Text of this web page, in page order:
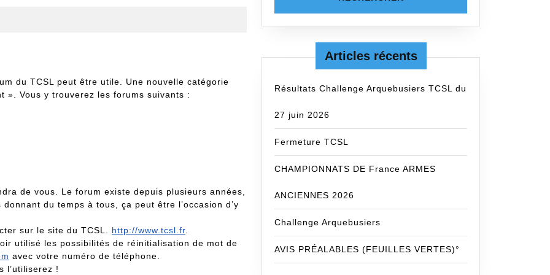
du TCSL peut être utile. Une nouvelle catégorie
». Vous y trouverez les forums suivants :
de vous. Le forum existe depuis plusieurs années,
du temps à tous, ça peut être l’occasion d’y
sur le site du TCSL. http://www.tcsl.fr
utilisé les possibilités de réinitialisation de mot de
avec votre numéro de téléphone.
l’utiliserez !
Articles récents
Résultats Challenge Arquebusiers TCSL du
27 juin 2026
Fermeture TCSL
CHAMPIONNATS DE France ARMES
ANCIENNES 2026
Challenge Arquebusiers
AVIS PRÉALABLES (FEUILLES VERTES)°